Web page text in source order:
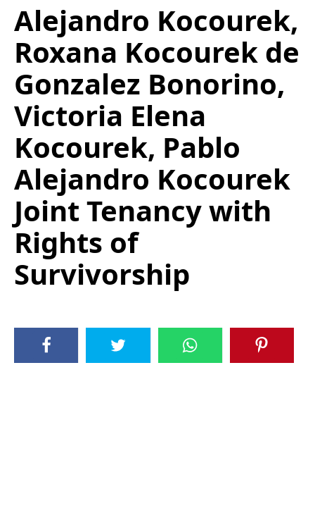
Alejandro Kocourek,
Roxana Kocourek de
Gonzalez Bonorino,
Victoria Elena
Kocourek, Pablo
Alejandro Kocourek
Joint Tenancy with
Rights of
Survivorship